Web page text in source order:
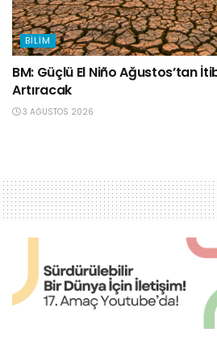
BILIM
BM: Güçlü El Niño Ağustos’tan
Artıracak
3 AĞUSTOS 2026